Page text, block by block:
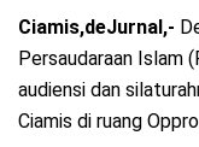
Ciamis,deJurnal,-
Persaudaraan Islam
audiensi dan
Ciamis di ruang